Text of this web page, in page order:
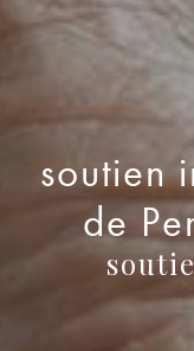
soutien
de